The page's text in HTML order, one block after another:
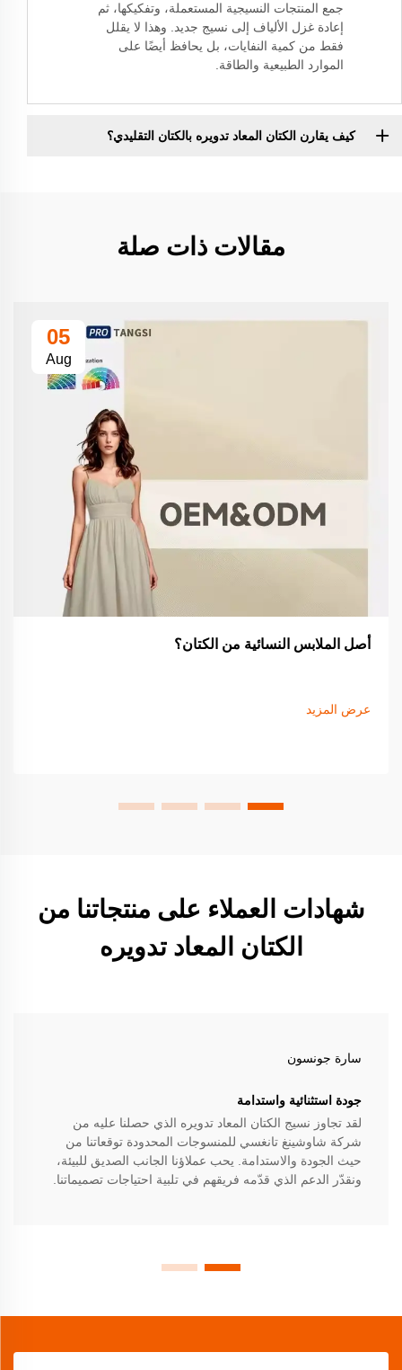
جمع المنتجات النسيجية المستعملة، وتفكيكها، ثم
إعادة غزل الألياف إلى نسيج جديد. وهذا لا يقلل
فقط من كمية النفايات، بل يحافظ أيضًا على
الموارد الطبيعية والطاقة.
كيف يقارن الكتان المعاد تدويره بالكتان التقليدي؟
مقالات ذات صلة
05
Aug
أصل الملابس النسائية من الكتان؟
عرض المزيد
شهادات العملاء على منتجاتنا من
الكتان المعاد تدويره
سارة جونسون
جودة استثنائية واستدامة
لقد تجاوز نسيج الكتان المعاد تدويره الذي حصلنا عليه من
شركة شاوشينغ تانغسي للمنسوجات المحدودة توقعاتنا من
حيث الجودة والاستدامة. يحب عملاؤنا الجانب الصديق للبيئة،
ونقدّر الدعم الذي قدّمه فريقهم في تلبية احتياجات تصميماتنا.